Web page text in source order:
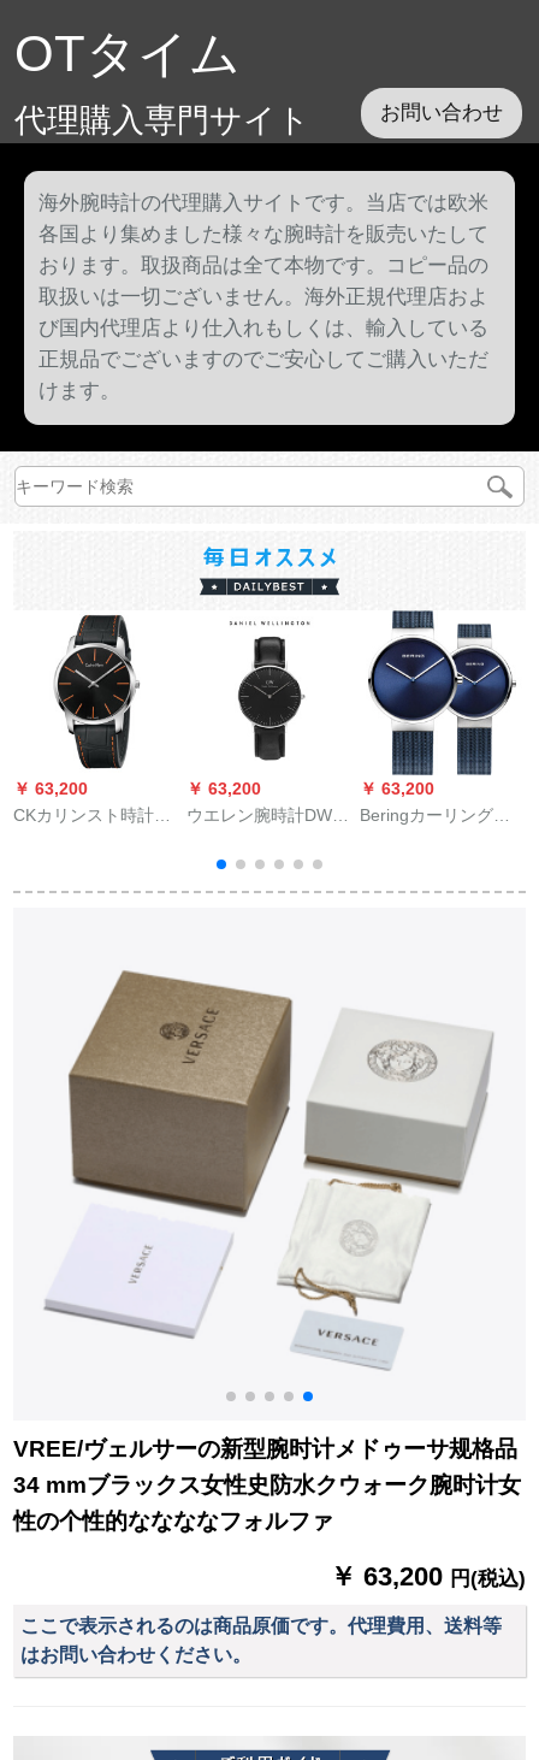
OTタイム
代理購入専門サイト お問い合わせ
海外腕時計の代理購入サイトです。当店では欧米
各国より集めました様々な腕時計を販売いたして
おります。取扱商品は全て本物です。コピー品の
取扱いは一切ございません。海外正規代理店およ
び国内代理店より仕入れもしくは、輸入している
正規品でございますのでご安心してご購入いただ
けます。
￥ 63,200
CKカリンスト時計
￥ 63,200
ウエレン腕時計DW女
辺ベト超薄型女史ク
ローズ腕時計DW
￥ 63,200
Beringカーリングリ
水クラン男女表14-02
VREE/ヴェルサーの新型腕时计メドゥーサ规格品
34 mmブラックス女性史防水クウォーク腕时计女
性の个性的ななななフォルファ
￥ 63,200 円(税込)
ここで表示されるのは商品原価です。代理費用、送料等
はお問い合わせください。